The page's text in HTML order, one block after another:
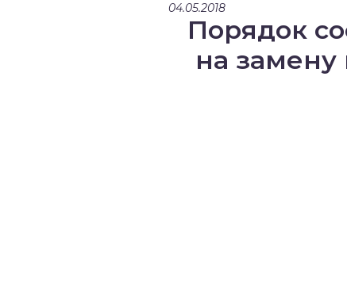
04.05.2018
Порядок
на замену